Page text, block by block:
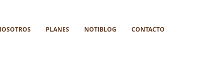
PLANES NOTIBLOG CONTACTO